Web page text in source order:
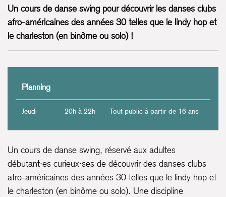
Un cours de danse swing pour découvrir les danses clubs
afro-américaines des années 30 telles que le lindy hop et
le charleston (en binôme ou solo) !
Planning
Jeudi 20h à 22h Tout public à partir de 16 ans
Un cours de danse swing, réservé aux adultes
débutant·es curieux·ses de découvrir des danses clubs
afro-américaines des années 30 telles que le lindy hop et
le charleston (en binôme ou solo). Une discipline